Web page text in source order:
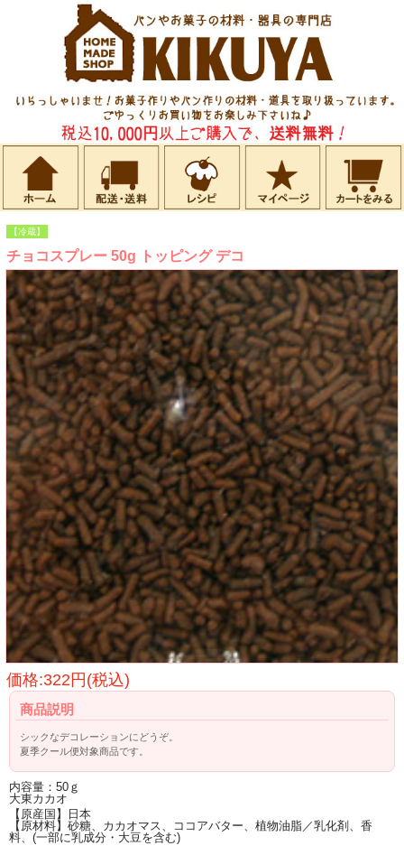
【冷蔵】
チョコスプレー 50g トッピング デコ
価格:322円(税込)
商品説明
シックなデコレーションにどうぞ。
夏季クール便対象商品です。
内容量：50ｇ
大東カカオ
【原産国】日本
【原材料】砂糖、カカオマス、ココアバター、植物油脂／乳化剤、香
料、(一部に乳成分・大豆を含む)